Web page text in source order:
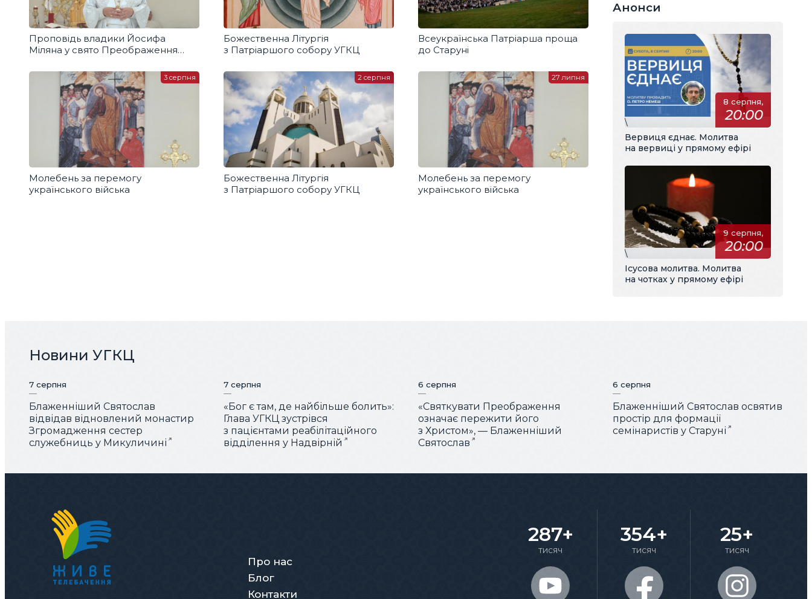
Проповідь владики Йосифа
Міляна у свято Преображення
Божественна Літургія
з Патріаршого собору УГКЦ
Всеукраїнська Патріарша проща
до Старуні
Молебень за перемогу
українського війська
3 серпня
Божественна Літургія
з Патріаршого собору УГКЦ
2 серпня
Молебень за перемогу
українського війська
27 липня
Анонси
8 серпня,
20:00
\
Вервиця єднає. Молитва
на вервиці у прямому ефірі
9 серпня,
20:00
\
Ісусова молитва. Молитва
на чотках у прямому ефірі
Новини УГКЦ
7 серпня
Блаженніший Святослав
відвідав відновлений монастир
Згромадження сестер
служебниць у Микуличині
7 серпня
«Бог є там, де найбільше болить»:
Глава УГКЦ зустрівся
з пацієнтами реабілітаційного
відділення у Надвірній
6 серпня
«Святкувати Преображення
означає пережити його
з Христом», — Блаженніший
Святослав
6 серпня
Блаженніший Святослав освятив
простір для формації
семінаристів у Старуні
Про нас
Блог
Контакти
287+
тисяч
354+
тисяч
25+
тисяч